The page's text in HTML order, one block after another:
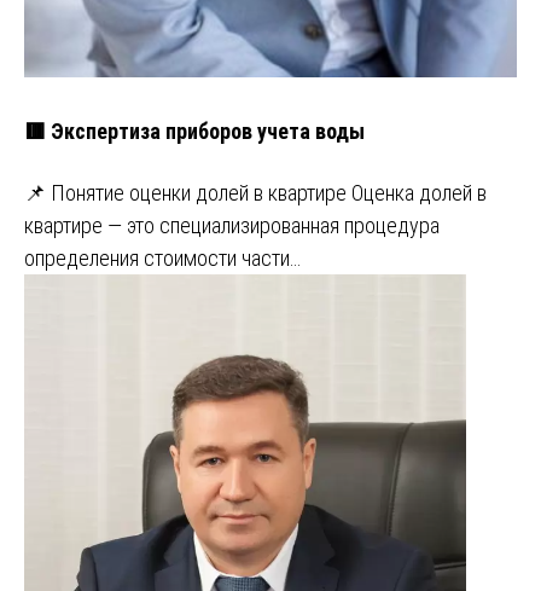
🟥 Экспертиза приборов учета воды
📌 Понятие оценки долей в квартире Оценка долей в
квартире — это специализированная процедура
определения стоимости части…